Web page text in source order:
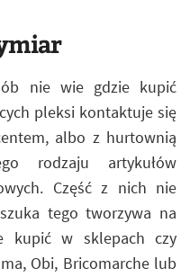
nie wie gdzie kupić
pleksi kontaktuje się
albo z hurtownią
rodzaju artykułów
Część z nich nie
tego tworzywa na
kupić w sklepach czy
Obi, Bricomarche lub